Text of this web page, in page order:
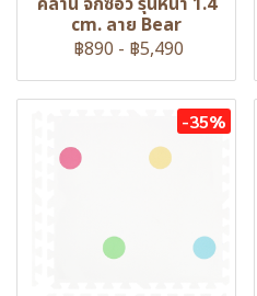
cm. ลาย Bear
฿890 - ฿5,490
-35%